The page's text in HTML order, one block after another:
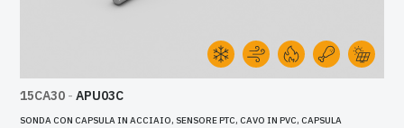
15CA30 - APU03C
SONDA CON CAPSULA IN ACCIAIO, SENSORE PTC, CAVO IN PVC, CAPSULA